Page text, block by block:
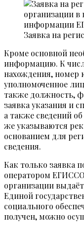
Заявка на
Кроме основной
информацию. К
нахождения, номер
уполномоченное
также должность,
заявка указания и
а также сведений
же указываются
основанием для
сведения.
Как только заявка
оператором
организации
Единой
социального
получен, можно